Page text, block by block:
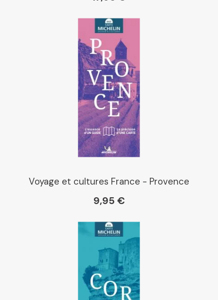
Voyage et cultures France - Provence
9,95 €